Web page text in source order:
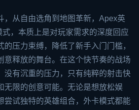
，从自由选角到地图革新，Apex英
式，本质上是对玩家需求的深度回应
压力束缚，降低了新手入门门槛，
意释放的舞台。在这个快节奏的战场
没有沉重的压力，只有纯粹的射击快
无限的创意可能。无论是想放松娱
尝试独特的英雄组合，外卡模式都能